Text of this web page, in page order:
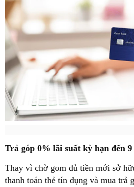
Trả góp 0% lãi suất kỳ hạn đến
Thay vì chờ gom đủ tiền mới sở
thanh toán thẻ tín dụng và mua trả